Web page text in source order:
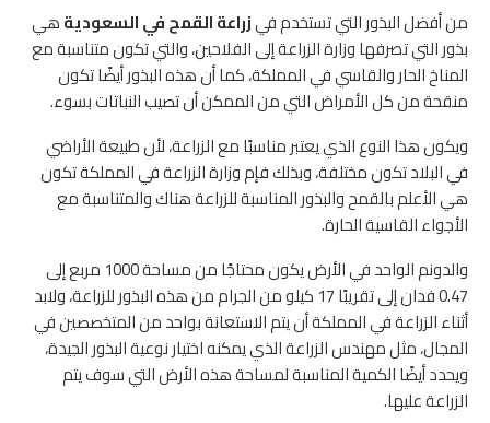
من أفضل البذور التي تستخدم فيزراعة القمح في السعوديةهي
بذور التي تصرفها وزارة الزراعة إلى الفلاحين، والتي تكون متناسبة مع
المناخ الحار والقاسي في المملكة، كما أن هذه البذور أيضًا تكون
منقحة من كل الأمراض التي من الممكن أن تصيب النباتات بسوء.
ويكون هذا النوع الذي يعتبر مناسبًا مع الزراعة، لأن طبيعة الأراضي
في البلاد تكون مختلفة، وبذلك فإم وزارة الزراعة في المملكة تكون
هي الأعلم بالقمح والبذور المناسبة للزراعة هناك والمتناسبة مع
الأجواء القاسية الحارة.
والدونم الواحد في الأرض يكون محتاجًا من مساحة 1000 مربع إلى
0.47 فدان إلى تقريبًا 17 كيلو من الجرام من هذه البذور للزراعة، ولابد
أثناء الزراعة في المملكة أن يتم الاستعانة بواحد من المتخصصين في
المجال، مثل مهندس الزراعة الذي يمكنه اختيار نوعية البذور الجيدة،
ويحدد أيضًا الكمية المناسبة لمساحة هذه الأرض التي سوف يتم
الزراعة عليها.